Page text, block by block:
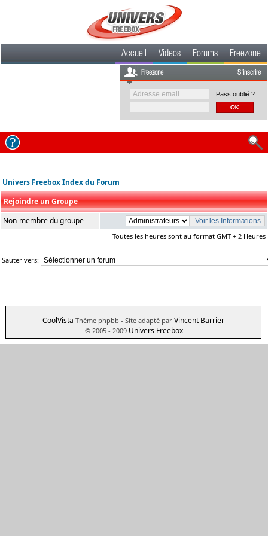
Accueil Videos Forums Freezone
Freezone S'inscrire
Pass oublié ?
Univers Freebox Index du Forum
Rejoindre un Groupe
Non-membre du groupe
Toutes les heures sont au format GMT + 2 Heures
Sauter vers:
CoolVista Thème phpbb - Site adapté par Vincent Barrier
© 2005 - 2009 Univers Freebox